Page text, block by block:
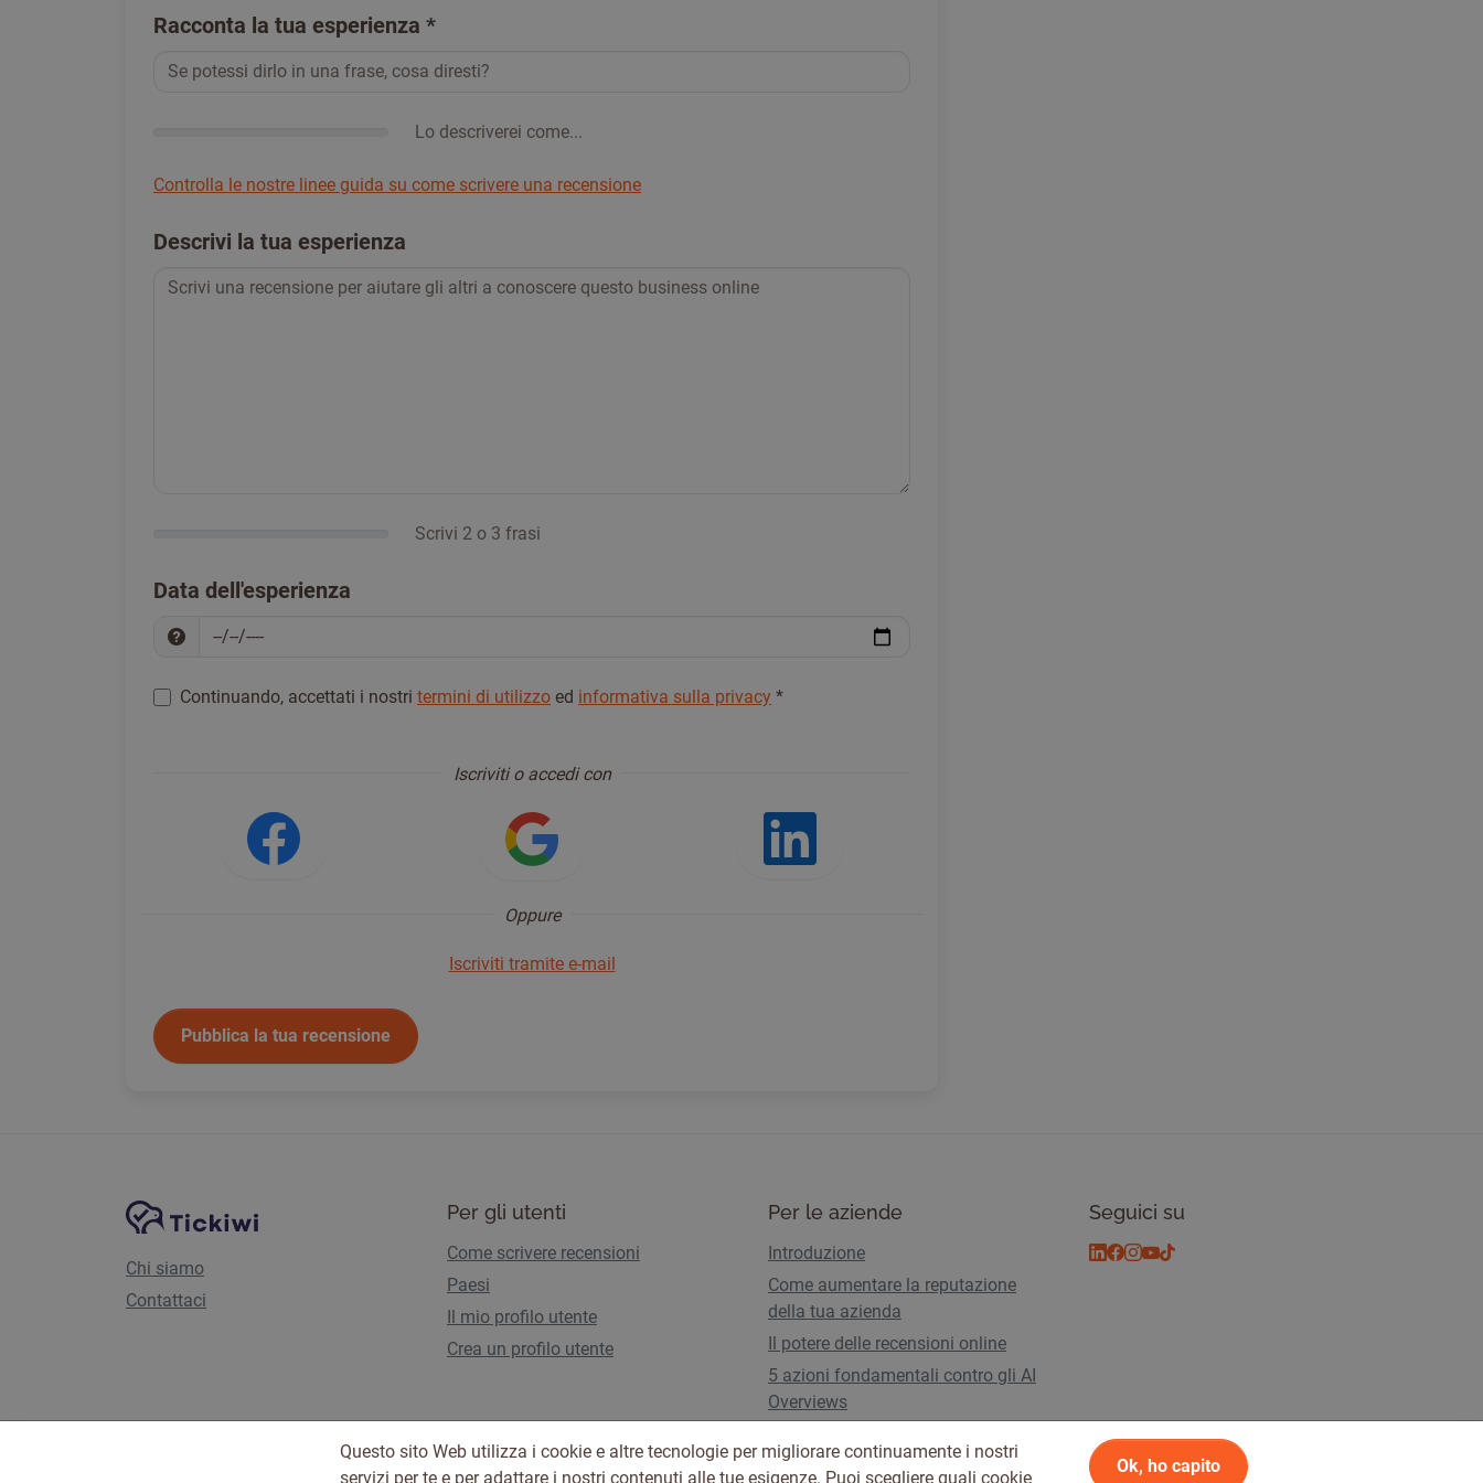
Racconta la tua esperienza *
Lo descriverei come...
Controlla le nostre linee guida su come scrivere una recensione
Descrivi la tua esperienza
Scrivi 2 o 3 frasi
Data dell'esperienza
Continuando, accettati i nostri termini di utilizzo ed informativa sulla privacy *
Iscriviti o accedi con
Accedi usando FacebookAccedi usando Google
Oppure
Iscriviti tramite e-mail
Pubblica la tua recensione
Navigazione del sitoPiattaforma Tickiwi
Chi siamo
Contattaci
Per gli utenti
Come scrivere recensioni
Paesi
Il mio profilo utente
Crea un profilo utente
Per le aziende
Introduzione
Come aumentare la reputazione
della tua azienda
Il potere delle recensioni online
5 azioni fondamentali contro gli AI
Overviews
Seguici su
Questo sito Web utilizza i cookie e altre tecnologie per migliorare continuamente i nostri
servizi per te e per adattare i nostri contenuti alle tue esigenze. Puoi scegliere quali cookie
Ok, ho capito